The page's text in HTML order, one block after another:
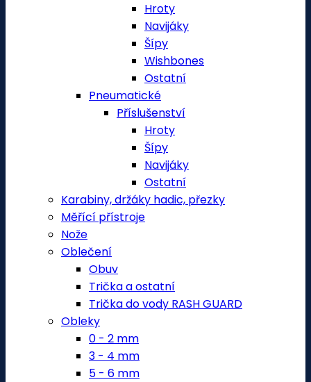
Hroty
Navijáky
Šípy
Wishbones
Ostatní
Pneumatické
Příslušenství
Hroty
Šípy
Navijáky
Ostatní
Karabiny, držáky hadic, přezky
Měřící přístroje
Nože
Oblečení
Obuv
Trička a ostatní
Trička do vody RASH GUARD
Obleky
0 - 2 mm
3 - 4 mm
5 - 6 mm